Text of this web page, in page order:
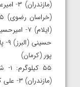
پور (کرمان)